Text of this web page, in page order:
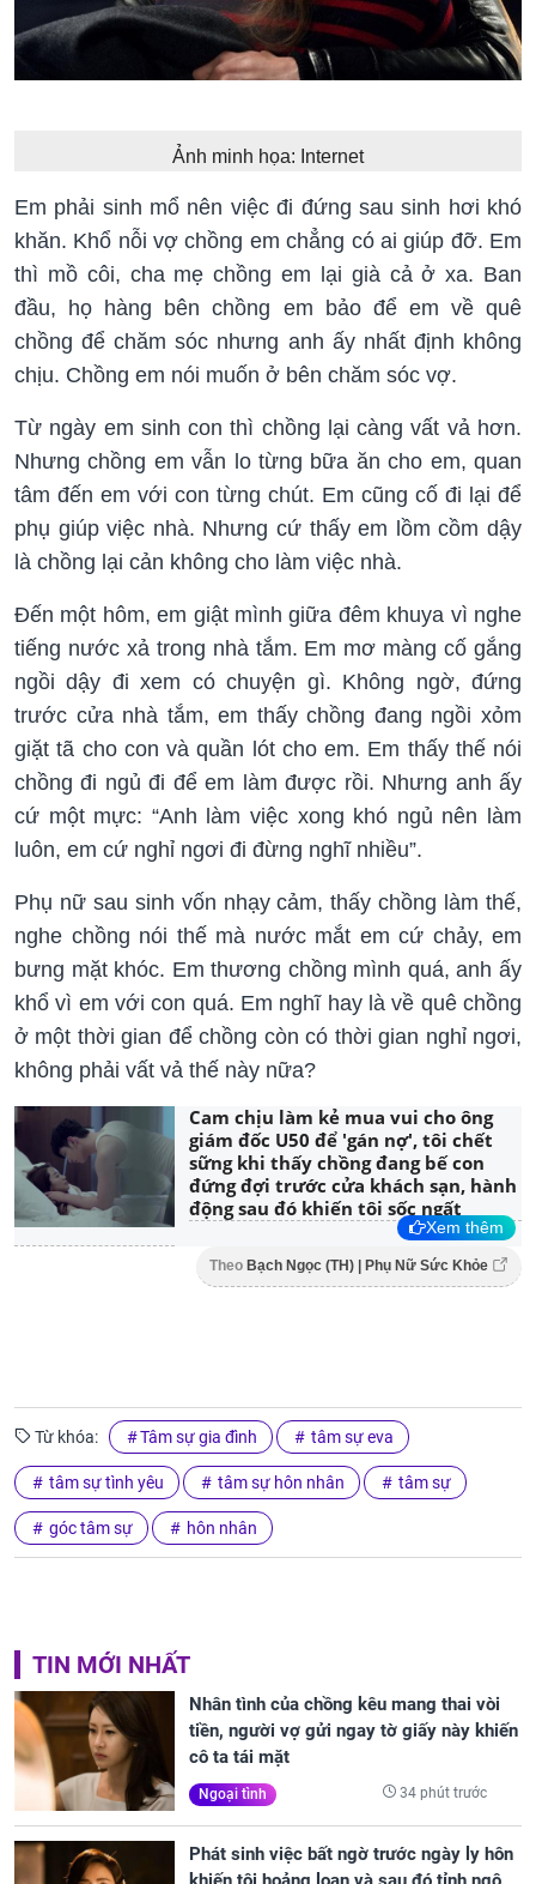
Ảnh minh họa: Internet
Em phải sinh mổ nên việc đi đứng sau sinh hơi khó
khăn. Khổ nỗi vợ chồng em chẳng có ai giúp đỡ. Em
thì mồ côi, cha mẹ chồng em lại già cả ở xa. Ban
đầu, họ hàng bên chồng em bảo để em về quê
chồng để chăm sóc nhưng anh ấy nhất định không
chịu. Chồng em nói muốn ở bên chăm sóc vợ.
Từ ngày em sinh con thì chồng lại càng vất vả hơn.
Nhưng chồng em vẫn lo từng bữa ăn cho em, quan
tâm đến em với con từng chút. Em cũng cố đi lại để
phụ giúp việc nhà. Nhưng cứ thấy em lồm cồm dậy
là chồng lại cản không cho làm việc nhà.
Đến một hôm, em giật mình giữa đêm khuya vì nghe
tiếng nước xả trong nhà tắm. Em mơ màng cố gắng
ngồi dậy đi xem có chuyện gì. Không ngờ, đứng
trước cửa nhà tắm, em thấy chồng đang ngồi xỏm
giặt tã cho con và quần lót cho em. Em thấy thế nói
chồng đi ngủ đi để em làm được rồi. Nhưng anh ấy
cứ một mực: “Anh làm việc xong khó ngủ nên làm
luôn, em cứ nghỉ ngơi đi đừng nghĩ nhiều”.
Phụ nữ sau sinh vốn nhạy cảm, thấy chồng làm thế,
nghe chồng nói thế mà nước mắt em cứ chảy, em
bưng mặt khóc. Em thương chồng mình quá, anh ấy
khổ vì em với con quá. Em nghĩ hay là về quê chồng
ở một thời gian để chồng còn có thời gian nghỉ ngơi,
không phải vất vả thế này nữa?
Cam chịu làm kẻ mua vui cho ông
giám đốc U50 để 'gán nợ', tôi chết
sững khi thấy chồng đang bế con
đứng đợi trước cửa khách sạn, hành
động sau đó khiến tôi sốc ngất
Xem thêm
Theo Bạch Ngọc (TH) | Phụ Nữ Sức Khỏe
Từ khóa: Tâm sự gia đình tâm sự eva
tâm sự tình yêu tâm sự hôn nhân tâm sự
góc tâm sự hôn nhân
TIN MỚI NHẤT
Nhân tình của chồng kêu mang thai vòi
tiền, người vợ gửi ngay tờ giấy này khiến
cô ta tái mặt
Ngoại tình 34 phút trước
Phát sinh việc bất ngờ trước ngày ly hôn